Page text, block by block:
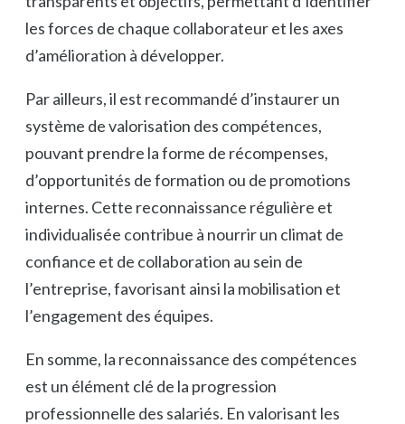
les forces de chaque collaborateur et les axes
d’amélioration à développer.
Par ailleurs, il est recommandé d’instaurer un
système de valorisation des compétences,
pouvant prendre la forme de récompenses,
d’opportunités de formation ou de promotions
internes. Cette reconnaissance régulière et
individualisée contribue à nourrir un climat de
confiance et de collaboration au sein de
l’entreprise, favorisant ainsi la mobilisation et
l’engagement des équipes.
En somme, la reconnaissance des compétences
est un élément clé de la progression
professionnelle des salariés. En valorisant les